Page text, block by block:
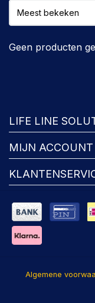
Geen producten
LIFE LINE
MIJN ACCOUNT
Algemene